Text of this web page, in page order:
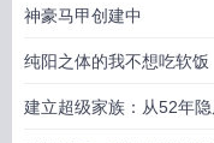
神豪马甲创建中
纯阳之体的我不想吃软饭
建立超级家族：从52年